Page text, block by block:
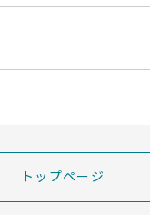
トップページ